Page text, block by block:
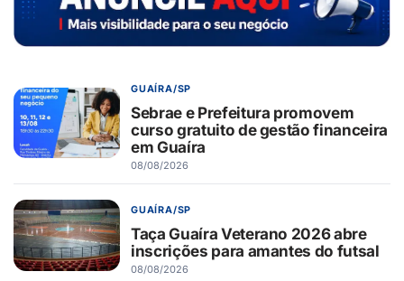
GUAÍRA/SP
Sebrae e Prefeitura promovem
curso gratuito de gestão financeira
em Guaíra
08/08/2026
GUAÍRA/SP
Taça Guaíra Veterano 2026 abre
inscrições para amantes do futsal
08/08/2026